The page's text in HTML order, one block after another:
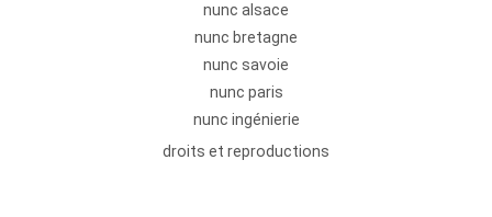
nunc alsace
nunc bretagne
nunc savoie
nunc paris
nunc ingénierie
droits et reproductions